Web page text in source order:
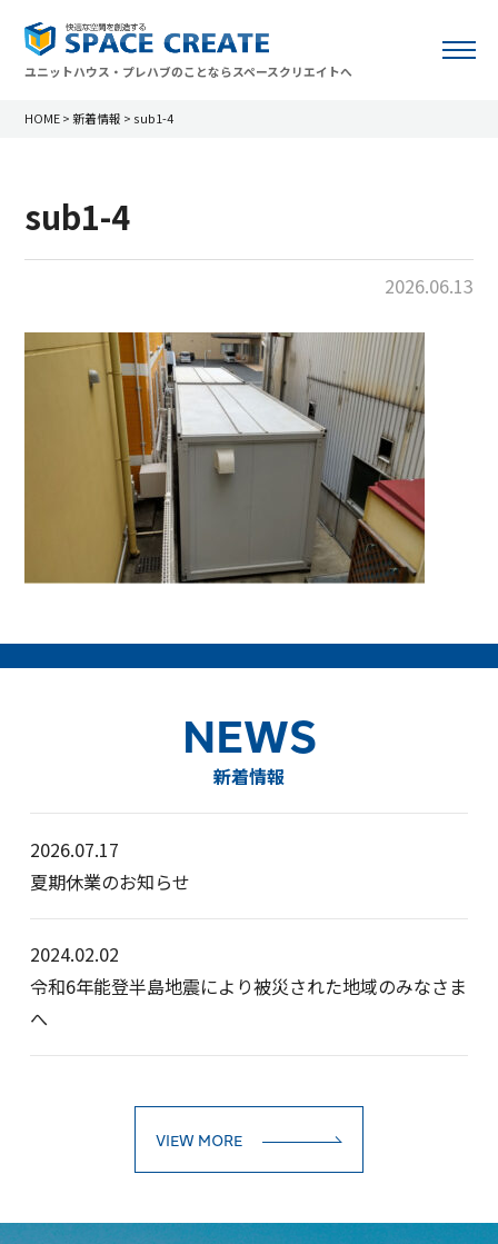
ユニットハウス・プレハブのことならスペースクリエイトへ
HOME > 新着情報 > sub1-4
sub1-4
2026.06.13
NEWS
新着情報
2026.07.17
夏期休業のお知らせ
2024.02.02
令和6年能登半島地震により被災された地域のみなさま
へ
VIEW MORE